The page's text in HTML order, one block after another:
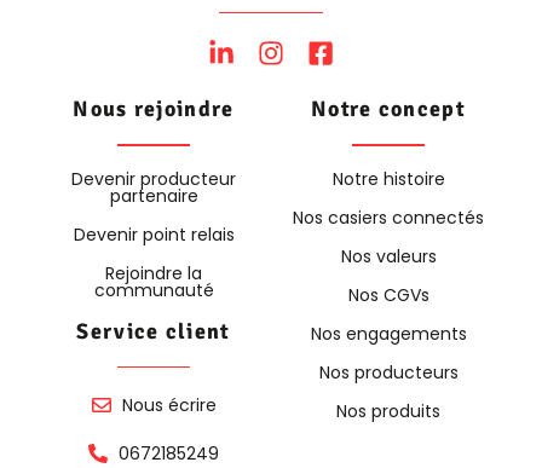
Nous rejoindre
Devenir producteur
partenaire
Devenir point relais
Rejoindre la
communauté
Service client
Nous écrire
0672185249
Notre concept
Notre histoire
Nos casiers connectés
Nos valeurs
Nos CGVs
Nos engagements
Nos producteurs
Nos produits